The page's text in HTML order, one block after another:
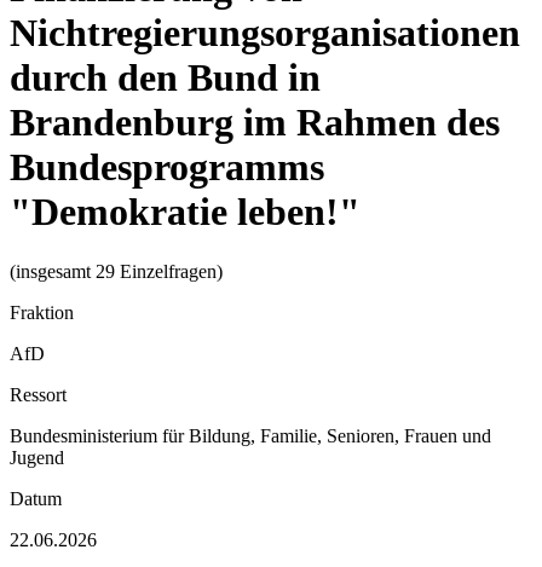
Nichtregierungsorganisationen
durch den Bund in
Brandenburg im Rahmen des
Bundesprogramms
"Demokratie leben!"
(insgesamt 29 Einzelfragen)
Fraktion
AfD
Ressort
Bundesministerium für Bildung, Familie, Senioren, Frauen und
Jugend
Datum
22.06.2026